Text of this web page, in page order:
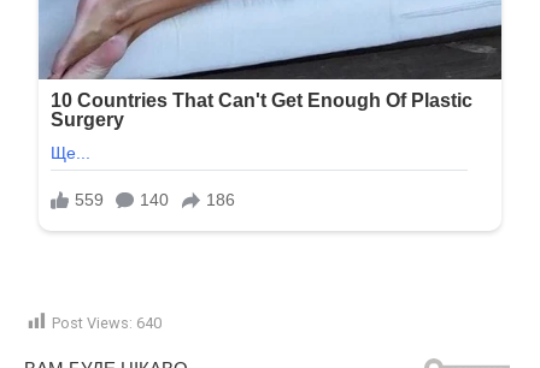
Post Views: 640